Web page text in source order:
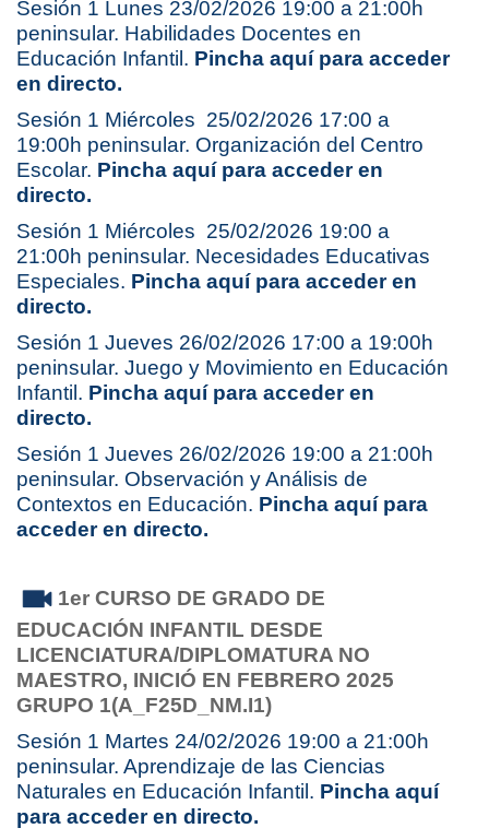
Sesión 1 Lunes 23/02/2026 19:00 a 21:00h
peninsular. Habilidades Docentes en
Educación Infantil. Pincha aquí para acceder
en directo.
Sesión 1 Miércoles 25/02/2026 17:00 a
19:00h peninsular. Organización del Centro
Escolar. Pincha aquí para acceder en
directo.
Sesión 1 Miércoles 25/02/2026 19:00 a
21:00h peninsular. Necesidades Educativas
Especiales. Pincha aquí para acceder en
directo.
Sesión 1 Jueves 26/02/2026 17:00 a 19:00h
peninsular. Juego y Movimiento en Educación
Infantil. Pincha aquí para acceder en
directo.
Sesión 1 Jueves 26/02/2026 19:00 a 21:00h
peninsular. Observación y Análisis de
Contextos en Educación. Pincha aquí para
acceder en directo.
1er CURSO DE GRADO DE
EDUCACIÓN INFANTIL DESDE
LICENCIATURA/DIPLOMATURA NO
MAESTRO, INICIÓ EN FEBRERO 2025
GRUPO 1(A_F25D_NM.I1)
Sesión 1 Martes 24/02/2026 19:00 a 21:00h
peninsular. Aprendizaje de las Ciencias
Naturales en Educación Infantil. Pincha aquí
para acceder en directo.